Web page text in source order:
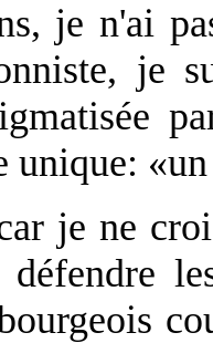
je n'ai
je
unique:
je ne
défendre